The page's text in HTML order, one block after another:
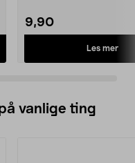
9,90
Les mer
vanlige ting